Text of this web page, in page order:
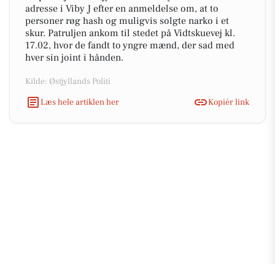
adresse i Viby J efter en anmeldelse om, at to
personer røg hash og muligvis solgte narko i et
skur. Patruljen ankom til stedet på Vidtskuevej kl.
17.02, hvor de fandt to yngre mænd, der sad med
hver sin joint i hånden.
Kilde: Østjyllands Politi
Læs hele artiklen her
Kopiér link